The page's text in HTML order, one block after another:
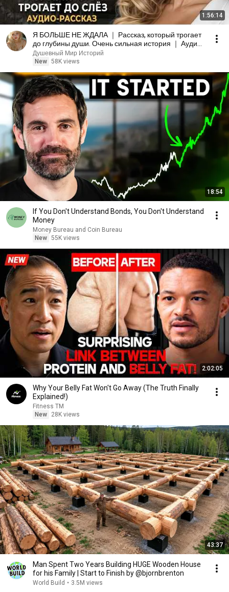
1:56:14
Я БОЛЬШЕ НЕ ЖДАЛА ｜ Рассказ, который трогает
до глубины души. Очень сильная история ｜ Аудио
рассказ
Душевный Мир Историй
New 58K views
18:54
If You Don't Understand Bonds, You Don't Understand
Money
Money Bureau and Coin Bureau
New 55K views
2:02:05
Why Your Belly Fat Won't Go Away (The Truth Finally
Explained!)
Fitness TM
New
28K views
43:37
Man Spent Two Years Building HUGE Wooden House
for his Family | Start to Finish by @bjornbrenton
World Build • 3.5M views